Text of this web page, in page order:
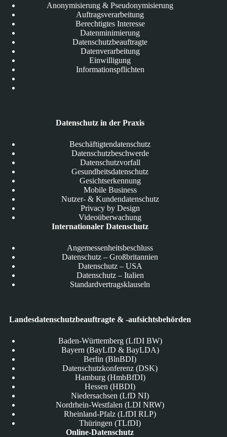
Anonymisierung & Pseudonymisierung
Auftragsverarbeitung
Berechtigtes Interesse
Datenminimierung
Datenschutzbeauftragte
Datenverarbeitung
Einwilligung
Informationspflichten
Datenschutz in der Praxis
Beschäftigtendatenschutz
Datenschutzbeschwerde
Datenschutzvorfall
Gesundheitsdatenschutz
Gesichtserkennung
Mobile Business
Nutzer- & Kundendatenschutz
Privacy by Design
Videoüberwachung
Internationaler Datenschutz
Angemessenheitsbeschluss
Datenschutz – Großbritannien
Datenschutz – USA
Datenschutz – Italien
Standardvertragsklauseln
Landesdatenschutzbeauftragte & -aufsichtsbehörden
Baden-Württemberg (LfDI BW)
Bayern (BayLfD & BayLDA)
Berlin (BlnBDI)
Datenschutzkonferenz (DSK)
Hamburg (HmbBfDI)
Hessen (HBDI)
Niedersachsen (LfD NI)
Nordrhein-Westfalen (LDI NRW)
Rheinland-Pfalz (LfDI RLP)
Thüringen (TLfDI)
Online-Datenschutz